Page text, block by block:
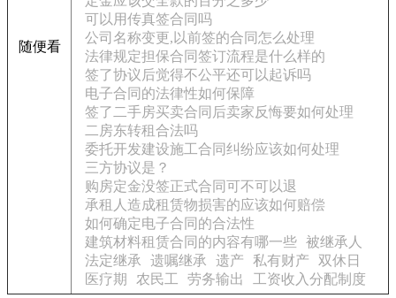
随便看
可以用传真签合同吗
公司名称变更,以前签的合同怎么处理
法律规定担保合同签订流程是什么样的
签了协议后觉得不公平还可以起诉吗
电子合同的法律性如何保障
签了二手房买卖合同后卖家反悔要如何处理
二房东转租合法吗
委托开发建设施工合同纠纷应该如何处理
三方协议是？
购房定金没签正式合同可不可以退
承租人造成租赁物损害的应该如何赔偿
如何确定电子合同的合法性
建筑材料租赁合同的内容有哪一些 被继承人
法定继承
遗嘱继承 遗产 私有财产
双休日
医疗期
农民工 劳务输出 工资收入分配制度